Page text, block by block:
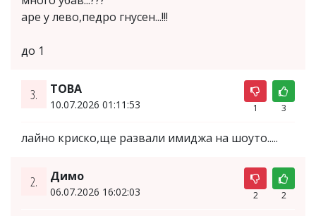
аре у лево,педро гнусен...!!!
до 1
3. ТОВА
10.07.2026 01:11:53 1 3
лайно криско,ще развали имиджа на шоуто.....
2. Димо
06.07.2026 16:02:03 2 2